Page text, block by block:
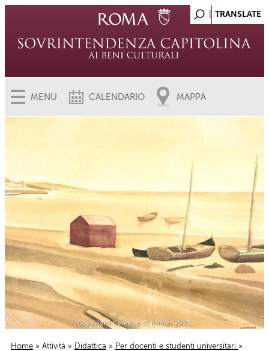
MENU CALENDARIO MAPPA
Home » Attività » Didattica » Per docenti e studenti universitari »